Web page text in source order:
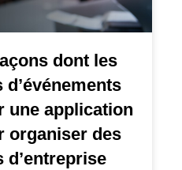
dont les
une application
organiser des
d’entreprise